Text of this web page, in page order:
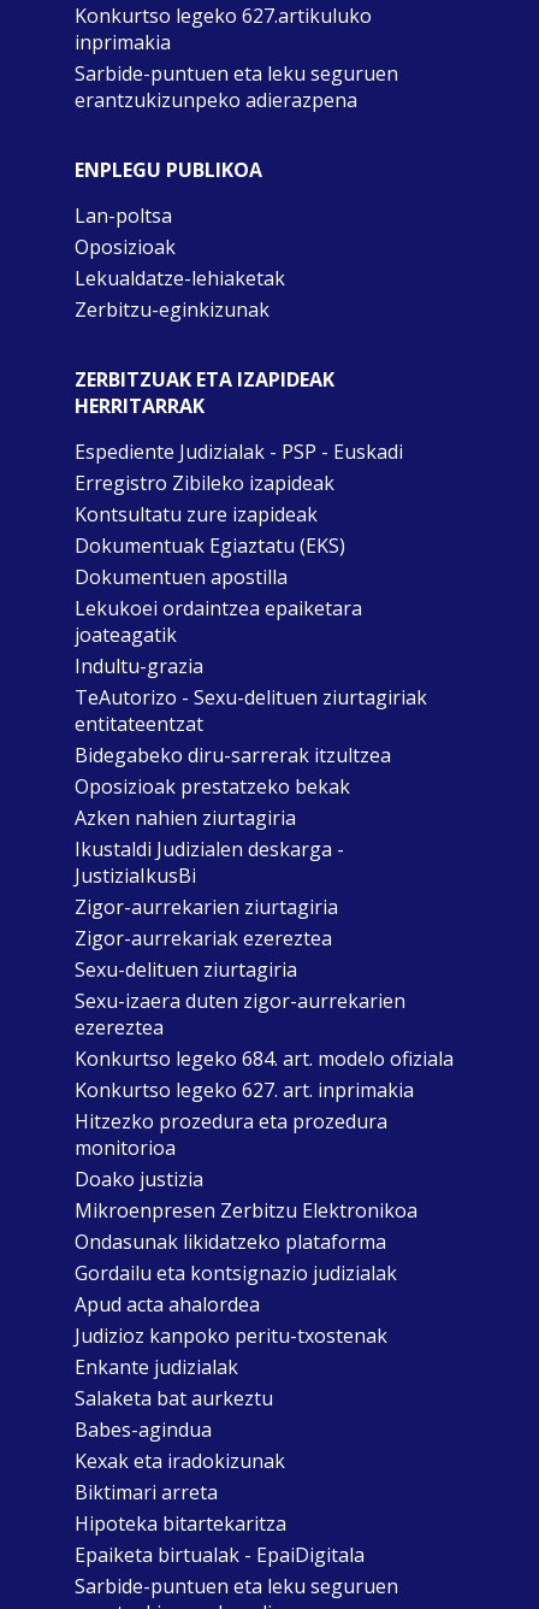
Konkurtso legeko 627.artikuluko
inprimakia
Sarbide-puntuen eta leku seguruen
erantzukizunpeko adierazpena
ENPLEGU PUBLIKOA
Lan-poltsa
Oposizioak
Lekualdatze-lehiaketak
Zerbitzu-eginkizunak
ZERBITZUAK ETA IZAPIDEAK
HERRITARRAK
Espediente Judizialak - PSP - Euskadi
Erregistro Zibileko izapideak
Kontsultatu zure izapideak
Dokumentuak Egiaztatu (EKS)
Dokumentuen apostilla
Lekukoei ordaintzea epaiketara
joateagatik
Indultu-grazia
TeAutorizo - Sexu-delituen ziurtagiriak
entitateentzat
Bidegabeko diru-sarrerak itzultzea
Oposizioak prestatzeko bekak
Azken nahien ziurtagiria
Ikustaldi Judizialen deskarga -
JustiziaIkusBi
Zigor-aurrekarien ziurtagiria
Zigor-aurrekariak ezereztea
Sexu-delituen ziurtagiria
Sexu-izaera duten zigor-aurrekarien
ezereztea
Konkurtso legeko 684. art. modelo ofiziala
Konkurtso legeko 627. art. inprimakia
Hitzezko prozedura eta prozedura
monitorioa
Doako justizia
Mikroenpresen Zerbitzu Elektronikoa
Ondasunak likidatzeko plataforma
Gordailu eta kontsignazio judizialak
Apud acta ahalordea
Judizioz kanpoko peritu-txostenak
Enkante judizialak
Salaketa bat aurkeztu
Babes-agindua
Kexak eta iradokizunak
Biktimari arreta
Hipoteka bitartekaritza
Epaiketa birtualak - EpaiDigitala
Sarbide-puntuen eta leku seguruen